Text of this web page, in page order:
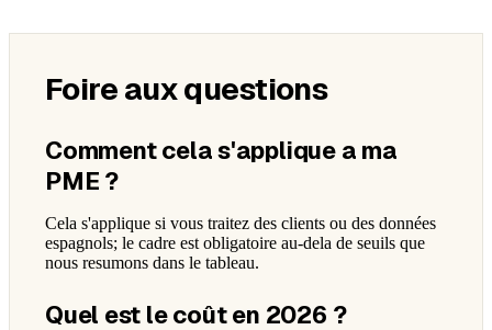
Foire aux questions
Comment cela s'applique a ma
PME ?
Cela s'applique si vous traitez des clients ou des données
espagnols; le cadre est obligatoire au-dela de seuils que
nous resumons dans le tableau.
Quel est le coût en 2026 ?